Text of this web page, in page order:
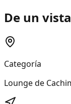
De un
Categoría
Lounge de